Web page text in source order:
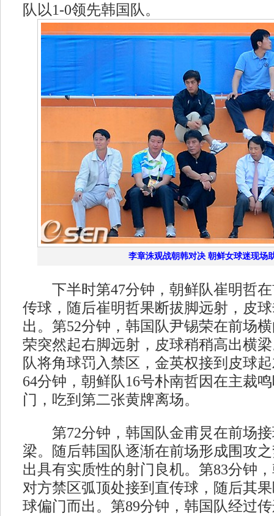
队以1-0领先韩国队。
李章洙观战朝韩对决 朝鲜女球迷现场
下半时第47分钟，朝鲜队崔明哲在
传球，随后崔明哲果断拔脚远射，皮
出。第52分钟，韩国队尹锡荣在前场
荣突然起右脚远射，皮球稍稍高出横
队将角球罚入禁区，金英权接到皮球
64分钟，朝鲜队16号朴南哲因在主裁
门，吃到第二张黄牌离场。
第72分钟，韩国队金甫炅在前场接
梁。随后韩国队逐渐在前场形成围攻
出具有实质性的射门良机。第83分钟
对方禁区弧顶处接到直传球，随后其
球偏门而出。第89分钟，韩国队经过